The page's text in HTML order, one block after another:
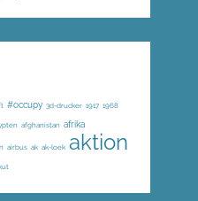
#occupy 3d-drucker 1917 1968
afghanistan afrika
airbus ak ak-loek aktion